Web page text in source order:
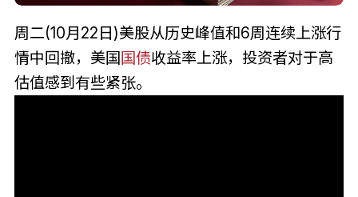
周二(10月22日)美股从历史峰值和6周连续上涨行
情中回撤，美国国债收益率上涨，投资者对于高
估值感到有些紧张。